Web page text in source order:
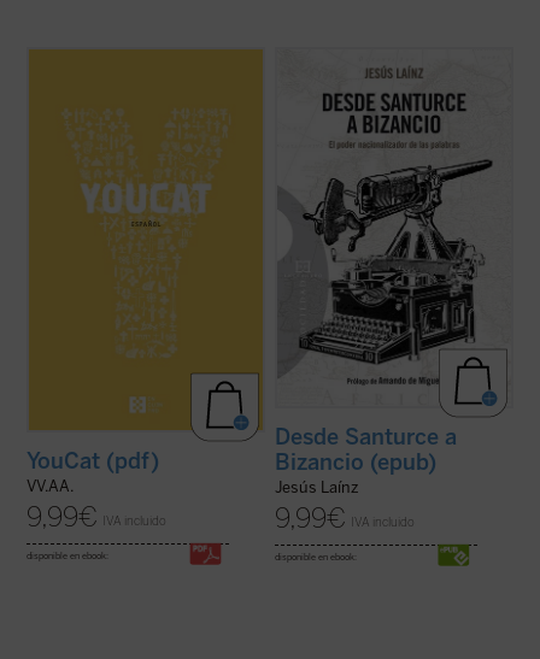
Estudiadlo en el silencio de vuestro cuarto,
leedlo con un amigo, formad grupos de
trabajo y redes, intercambiad opiniones en
Sí, tenéis que estar más ...
(ver ficha)
YouCat (pdf)
VV.AA.
9,99€ IVA incluido
disponible en ebook:
Un siglo después de que Sabino Arana
inventase los términos Bizkaia, Gipuzkoa y
Araba, ya han alcanzado la oficialidad.
Pero la ingeniería palabrera sólo es una
parte de la más amplia utilización de las
lenguas como instrumentos de la ...(ver
Desde Santurce a
Bizancio (epub)
Jesús Laínz
9,99€ IVA incluido
disponible en ebook: